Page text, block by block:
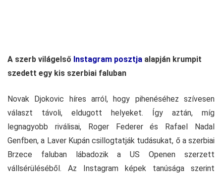
A szerb világelső Instagram posztja alapján krumpit
szedett egy kis szerbiai faluban
Novak Djokovic híres arról, hogy pihenéséhez szívesen
választ távoli, eldugott helyeket. Így aztán, míg
legnagyobb riválisai, Roger Federer és Rafael Nadal
Genfben, a Laver Kupán csillogtatják tudásukat, ő a szerbiai
Brzece faluban lábadozik a US Openen szerzett
vállsérüléséből. Az Instagram képek tanúsága szerint